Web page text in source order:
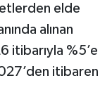
elde
alınan
itibarıyla %5’e
itibaren